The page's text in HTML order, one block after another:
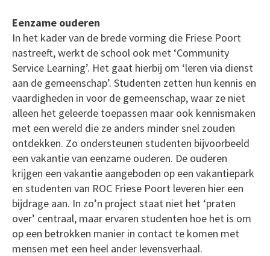
Eenzame ouderen
In het kader van de brede vorming die Friese Poort
nastreeft, werkt de school ook met ‘Community
Service Learning’. Het gaat hierbij om ‘leren via dienst
aan de gemeenschap’. Studenten zetten hun kennis en
vaardigheden in voor de gemeenschap, waar ze niet
alleen het geleerde toepassen maar ook kennismaken
met een wereld die ze anders minder snel zouden
ontdekken. Zo ondersteunen studenten bijvoorbeeld
een vakantie van eenzame ouderen. De ouderen
krijgen een vakantie aangeboden op een vakantiepark
en studenten van ROC Friese Poort leveren hier een
bijdrage aan. In zo’n project staat niet het ‘praten
over’ centraal, maar ervaren studenten hoe het is om
op een betrokken manier in contact te komen met
mensen met een heel ander levensverhaal.